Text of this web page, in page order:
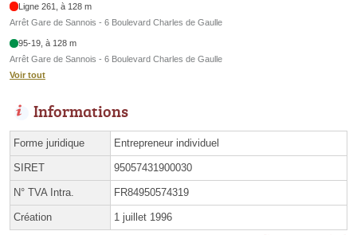
Ligne 261, à 128 m
Arrêt Gare de Sannois - 6 Boulevard Charles de Gaulle
95-19, à 128 m
Arrêt Gare de Sannois - 6 Boulevard Charles de Gaulle
Voir tout
Informations
Forme juridique Entrepreneur individuel
SIRET 95057431900030
N° TVA Intra. FR84950574319
Création 1 juillet 1996